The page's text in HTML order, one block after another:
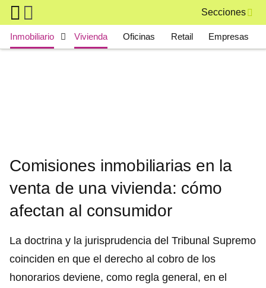
Skip to main content
Secciones
Main navigation
Inmobiliario Vivienda Oficinas Retail Empresas
Comisiones inmobiliarias en la
venta de una vivienda: cómo
afectan al consumidor
La doctrina y la jurisprudencia del Tribunal Supremo
coinciden en que el derecho al cobro de los
honorarios deviene, como regla general, en el